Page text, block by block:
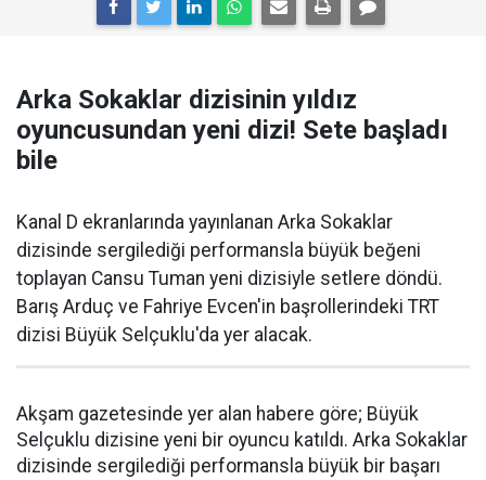
Arka Sokaklar dizisinin yıldız
oyuncusundan yeni dizi! Sete başladı
bile
Kanal D ekranlarında yayınlanan Arka Sokaklar
dizisinde sergilediği performansla büyük beğeni
toplayan Cansu Tuman yeni dizisiyle setlere döndü.
Barış Arduç ve Fahriye Evcen'in başrollerindeki TRT
dizisi Büyük Selçuklu'da yer alacak.
Akşam gazetesinde yer alan habere göre; Büyük
Selçuklu dizisine yeni bir oyuncu katıldı. Arka Sokaklar
dizisinde sergilediği performansla büyük bir başarı